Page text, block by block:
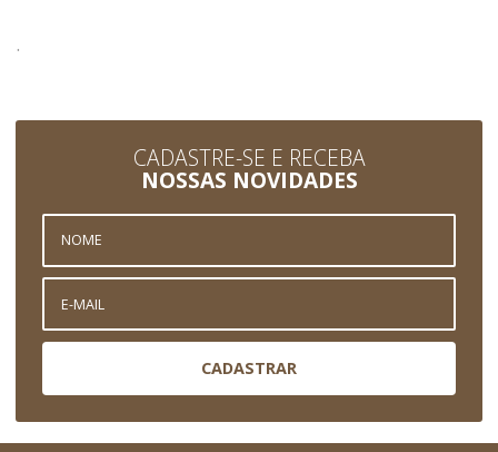
.
CADASTRE-SE E RECEBA
NOSSAS NOVIDADES
CADASTRAR